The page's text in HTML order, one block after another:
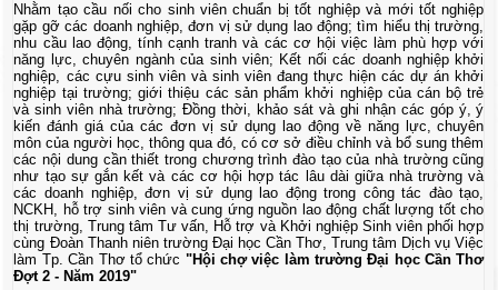
Nhằm tạo cầu nối cho sinh viên chuẩn bị tốt nghiệp và mới tốt nghiệp
gặp gỡ các doanh nghiệp, đơn vị sử dụng lao động; tìm hiểu thị trường,
nhu cầu lao động, tính cạnh tranh và các cơ hội việc làm phù hợp với
năng lực, chuyên ngành của sinh viên; Kết nối các doanh nghiệp khởi
nghiệp, các cựu sinh viên và sinh viên đang thực hiện các dự án khởi
nghiệp tại trường; giới thiệu các sản phẩm khởi nghiệp của cán bộ trẻ
và sinh viên nhà trường; Đồng thời, khảo sát và ghi nhận các góp ý, ý
kiến đánh giá của các đơn vị sử dụng lao động về năng lực, chuyên
môn của người học, thông qua đó, có cơ sở điều chỉnh và bổ sung thêm
các nội dung cần thiết trong chương trình đào tạo của nhà trường cũng
như tạo sự gắn kết và các cơ hội hợp tác lâu dài giữa nhà trường và
các doanh nghiệp, đơn vị sử dụng lao động trong công tác đào tạo,
NCKH, hỗ trợ sinh viên và cung ứng nguồn lao động chất lượng tốt cho
thị trường, Trung tâm Tư vấn, Hỗ trợ và Khởi nghiệp Sinh viên phối hợp
cùng Đoàn Thanh niên trường Đại học Cần Thơ, Trung tâm Dịch vụ Việc
làm Tp. Cần Thơ tổ chức "Hội chợ việc làm trường Đại học Cần Thơ
Đợt 2 - Năm 2019"